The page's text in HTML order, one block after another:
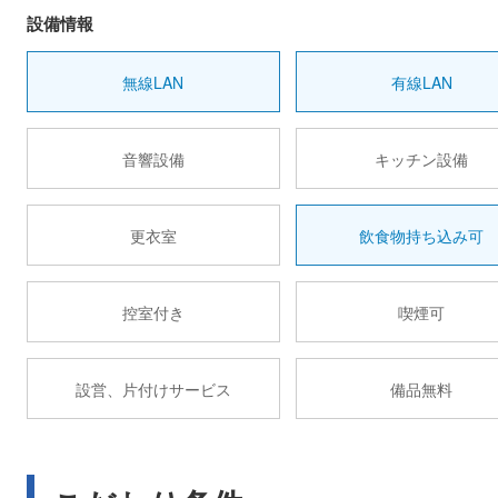
設備情報
無線LAN 有線LAN
音響設備 キッチン設備
更衣室 飲食物持ち込み可
控室付き 喫煙可
設営、片付けサービス 備品無料